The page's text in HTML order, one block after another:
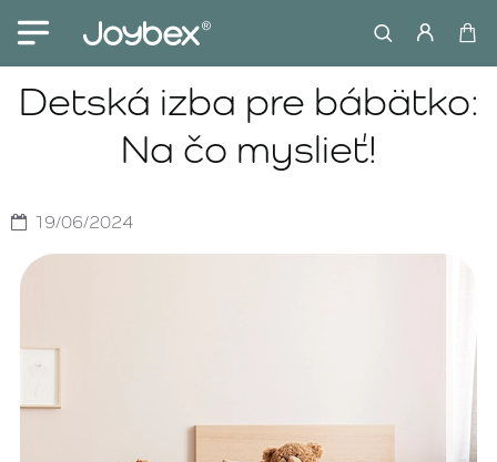
Detská izba pre bábätko:
Na čo myslieť!
19/06/2024